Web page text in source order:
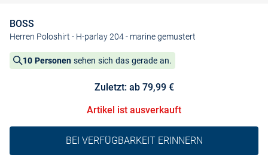
BOSS
Herren Poloshirt - H-parlay 204- marine gemustert
10 Personen sehen sich das gerade an.
Zuletzt: ab 79,99 €
Artikel ist ausverkauft
BEI VERFÜGBARKEIT ERINNERN